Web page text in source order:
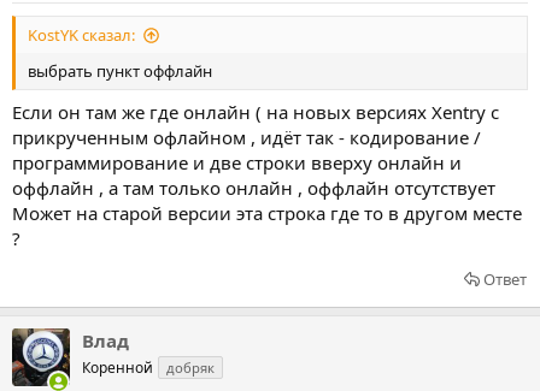
KostYK сказал:
выбрать пункт оффлайн
Если он там же где онлайн ( на новых версиях Xentry с
прикрученным офлайном , идёт так - кодирование /
программирование и две строки вверху онлайн и
оффлайн , а там только онлайн , оффлайн отсутствует
Может на старой версии эта строка где то в другом месте
?
Ответ
Влад
Коренной добряк